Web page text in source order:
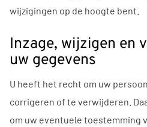
wijzigingen op de hoogte bent.
Inzage, wijzigen en
uw gegevens
U heeft het recht om uw
corrigeren of te verwijderen.
om uw eventuele toestemming